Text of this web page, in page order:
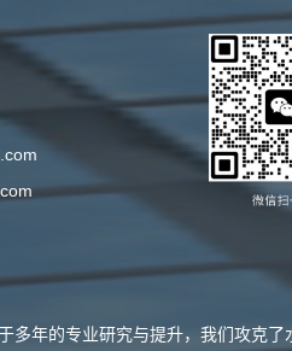
年的专业研究与提升，我们攻克